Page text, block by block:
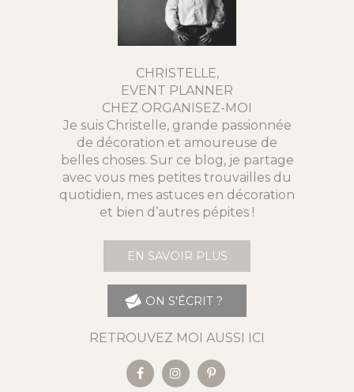
CHRISTELLE,
EVENT PLANNER
CHEZ ORGANISEZ-MOI
Je suis Christelle, grande passionnée
de décoration et amoureuse de
belles choses. Sur ce blog, je partage
avec vous mes petites trouvailles du
quotidien, mes astuces en décoration
et bien d’autres pépites !
EN SAVOIR PLUS
ON S'ÉCRIT ?
RETROUVEZ MOI AUSSI ICI